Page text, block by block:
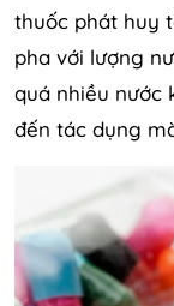
thuốc phát huy
pha với lượng
quá nhiều nước
đến tác dụng